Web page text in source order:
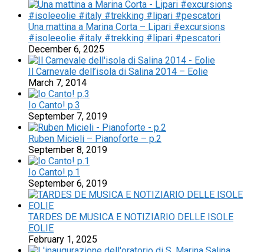
Una mattina a Marina Corta – Lipari #excursions
#isoleeolie #italy #trekking #lipari #pescatori
December 6, 2025
Il Carnevale dell’isola di Salina 2014 – Eolie
March 7, 2014
Io Canto! p.3
September 7, 2019
Ruben Micieli – Pianoforte – p.2
September 8, 2019
Io Canto! p.1
September 6, 2019
TARDES DE MUSICA E NOTIZIARIO DELLE ISOLE
EOLIE
February 1, 2025